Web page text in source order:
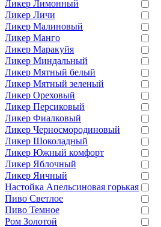
Ликер Лимонный
Ликер Личи
Ликер Малиновый
Ликер Манго
Ликер Маракуйя
Ликер Миндальный
Ликер Мятный белый
Ликер Мятный зеленый
Ликер Ореховый
Ликер Персиковый
Ликер Фиалковый
Ликер Черносмородиновый
Ликер Шоколадный
Ликер Южный комфорт
Ликер Яблочный
Ликер Яичный
Настойка Апельсиновая горькая
Пиво Светлое
Пиво Темное
Ром Золотой